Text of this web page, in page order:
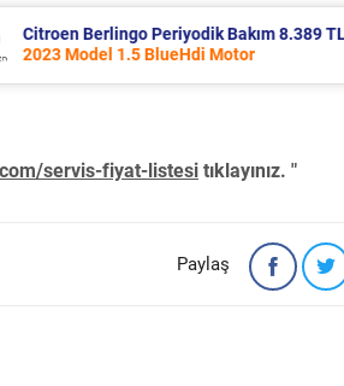
Fiat Egea Cross Periyodik Bakım 8.683
2023 Model 1.6 Multijet Motor
servis-fiyat-listesi tıklayınız. "
Paylaş